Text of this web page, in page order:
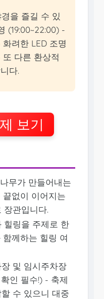
을 즐길 수 있
(19:00~22:00) -
려한 LED 조명
다른 환상적
다.
보기
무가 만들어내는
없이 이어지는
장관입니다.
힐링을 주제로 한
께하는 힐링 여
및 임시주차장
인 필수!) - 축제
수 있으니 대중